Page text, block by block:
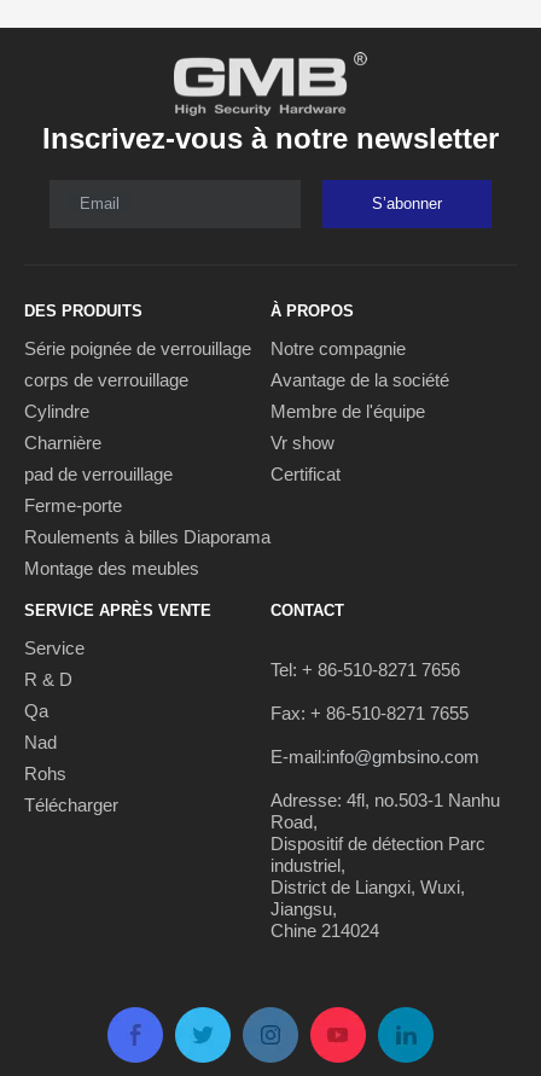
Inscrivez-vous à notre newsletter
Email S’abonner
DES PRODUITS
Série poignée de verrouillage
corps de verrouillage
Cylindre
Charnière
pad de verrouillage
Ferme-porte
Roulements à billes Diaporama
Montage des meubles
À PROPOS
Notre compagnie
Avantage de la société
Membre de l'équipe
Vr show
Certificat
SERVICE APRÈS VENTE
Service
R & D
Qa
Nad
Rohs
Télécharger
CONTACT
Tel: + 86-510-8271 7656
Fax: + 86-510-8271 7655
E-mail:info@gmbsino.com
Adresse: 4fl, no.503-1 Nanhu
Road,
Dispositif de détection Parc
industriel,
District de Liangxi, Wuxi,
Jiangsu,
Chine 214024